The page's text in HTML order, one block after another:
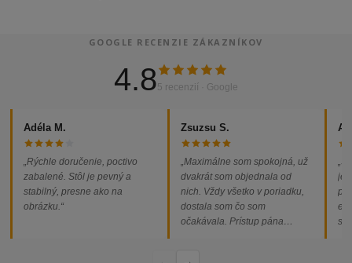
GOOGLE RECENZIE ZÁKAZNÍKOV
4.85 recenzií · Google
Adéla M.
„Rýchle doručenie, poctivo
zabalené. Stôl je pevný a
stabilný, presne ako na
obrázku.“
Zsuzsu S.
„Maximálne som spokojná, už
dvakrát som objednala od
nich. Vždy všetko v poriadku,
dostala som čo som
očakávala. Prístup pána